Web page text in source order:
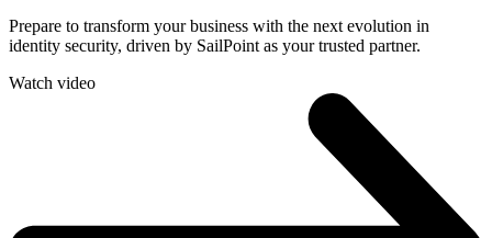
Prepare to transform your business with the next evolution in
identity security, driven by SailPoint as your trusted partner.
Watch video